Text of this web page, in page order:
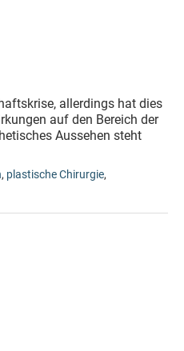
allerdings hat dies
auf den Bereich der
Aussehen steht
, plastische Chirurgie,